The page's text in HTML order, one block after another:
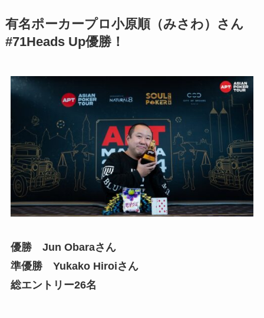
有名ポーカープロ小原順（みさわ）さん
#71Heads Up優勝！
優勝 Jun Obaraさん
準優勝 Yukako Hiroiさん
総エントリー26名